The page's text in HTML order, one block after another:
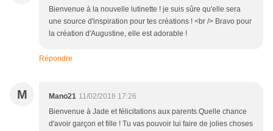
Bienvenue à la nouvelle lutinette ! je suis sûre qu'elle sera
une source d'inspiration pour tes créations ! <br /> Bravo pour
la création d'Augustine, elle est adorable !
Répondre
M Mano21 11/02/2018 17:26
Bienvenue à Jade et félicitations aux parents.Quelle chance
d'avoir garçon et fille ! Tu vas pouvoir lui faire de jolies choses